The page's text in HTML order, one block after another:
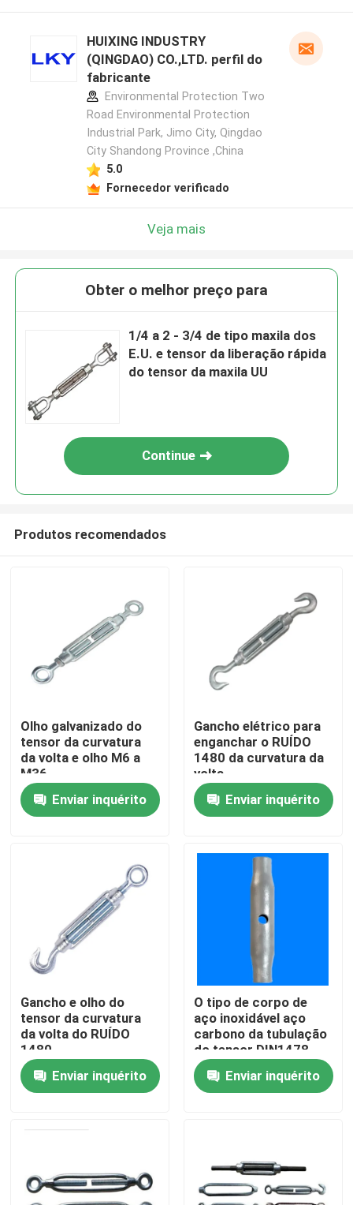
Casa
Quem Somos
Vídeos
Hardware de equipamento da corda
Marine Rigging Hardware
HARDWARE DE APARELHO DE AÇO INOXIDÁVEL
Encaixes de Electric Power
HUIXING INDUSTRY
(QINGDAO) CO.,LTD. perfil do
fabricante
Environmental Protection Two
Road Environmental Protection
Industrial Park, Jimo City, Qingdao
City Shandong Province ,China
5.0
Fornecedor verificado
Veja mais
Obter o melhor preço para
1/4 a 2 - 3/4 de tipo maxila dos
E.U. e tensor da liberação rápida
do tensor da maxila UU
Continue
Produtos recomendados
Olho galvanizado do
tensor da curvatura
da volta e olho M6 a
M36
Enviar inquérito
Gancho elétrico para
enganchar o RUÍDO
1480 da curvatura da
volta
Enviar inquérito
Gancho e olho do
tensor da curvatura
da volta do RUÍDO
1480
Enviar inquérito
O tipo de corpo de
aço inoxidável aço
carbono da tubulação
do tensor DIN1478
galvanizou
Enviar inquérito